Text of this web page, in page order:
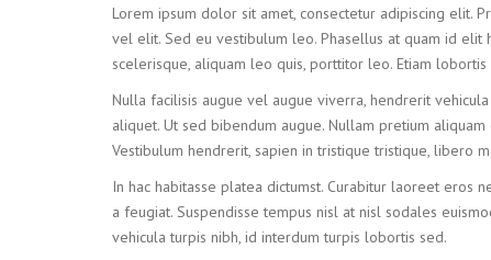
Lorem ipsum dolor sit amet, consectetur adipiscing elit.
vel elit. Sed eu vestibulum leo. Phasellus at quam id
scelerisque, aliquam leo quis, porttitor leo. Etiam
Nulla facilisis augue vel augue viverra, hendrerit
aliquet. Ut sed bibendum augue. Nullam pretium
Vestibulum hendrerit, sapien in tristique tristique, libero
In hac habitasse platea dictumst. Curabitur laoreet eros
a feugiat. Suspendisse tempus nisl at nisl sodales
vehicula turpis nibh, id interdum turpis lobortis sed.